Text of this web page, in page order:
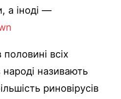
а іноді —
всіх
називають
риновірусів